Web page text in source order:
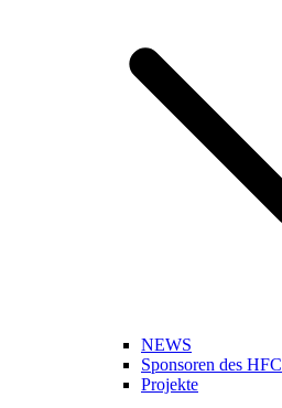
NEWS
Sponsoren des HFC
Projekte